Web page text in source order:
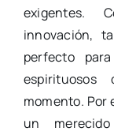
exigentes.
innovación,
perfecto
momento. Por
un